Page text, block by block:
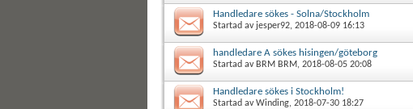
Handledare sökes - Solna/Stockholm
Startad av jesper92, 2018-08-09 16:13
handledare A sökes hisingen/göteborg
Startad av BRM BRM, 2018-08-05 20:08
Handledare sökes i Stockholm!
Startad avWinding, 2018-07-30 18:27